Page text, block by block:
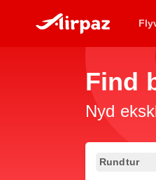
Find
Nyd
Rundtur